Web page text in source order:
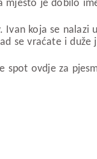
mjesto je dobilo
Ivan koja se
kad se vraćate i
spot ovdje za